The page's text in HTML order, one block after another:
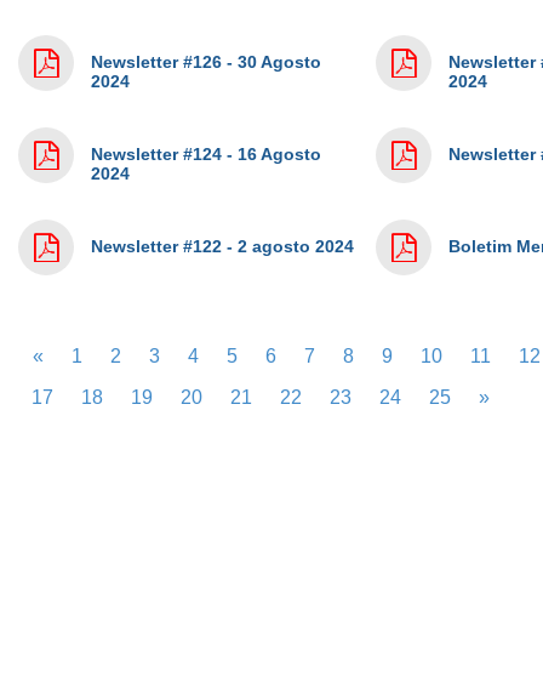
Newsletter #126 - 30 Agosto
2024
Newsletter
2024
Newsletter #124 - 16 Agosto
2024
Newsletter
Newsletter #122 - 2 agosto 2024 Boletim
« 1 2 3 4 5 6 7 8 9 10 11
12
17
18 19 20 21 22 23 24 25 »